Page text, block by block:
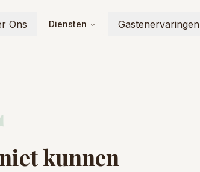
Ons Diensten Gastenervaringen
kunnen